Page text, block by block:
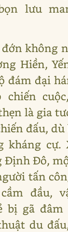
lưu
không
Hiền,
đám đại
chiến
là gia
đấu,
kháng cự.
Định Đô,
tấn
đầu,
bị gã
du